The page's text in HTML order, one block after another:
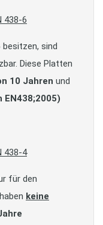
438-6
besitzen, sind
Diese Platten
10 Jahren und
EN438;2005)
438-4
für den
keine